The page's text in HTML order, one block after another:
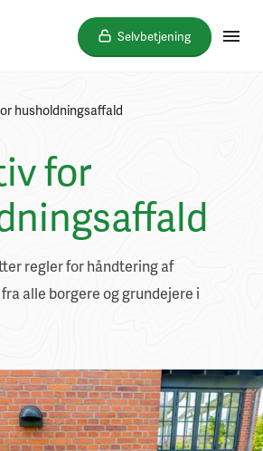
Selvbetjening
husholdningsaffald
for
regler for håndtering af
alle borgere og grundejere i